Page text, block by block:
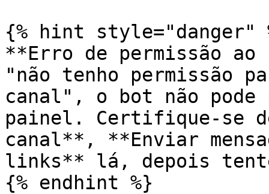
{% hint style="danger"
**Erro de permissão
"não tenho permissão
canal", o bot não
painel. Certifique-se
canal**, **Enviar
links** lá, depois tente
{% endhint %}